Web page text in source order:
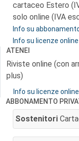
cartaceo Estero
solo online (IVA
Info su
Info su licenze online
ATENEI
Riviste online (con
plus)
Info su licenze online
ABBONAMENTO
Sostenitori
AGGIUNGI AL